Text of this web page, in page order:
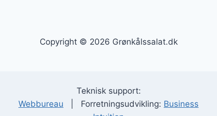
Copyright © 2026 Grønkålssalat.dk
Teknisk support:
Webbureau | Forretningsudvikling: Business